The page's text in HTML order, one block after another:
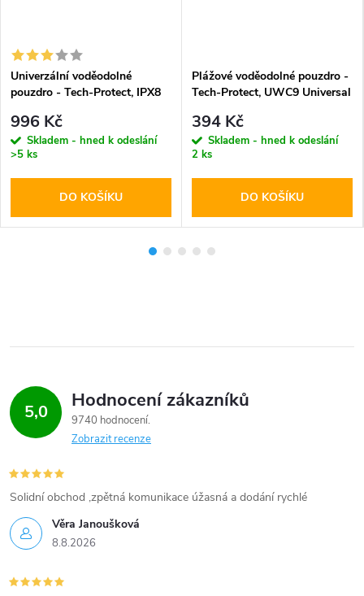
Univerzální voděodolné
pouzdro - Tech-Protect, IPX8
Orange
996 Kč
Skladem - hned k odeslání
>5 ks
DO KOŠÍKU
Plážové voděodolné pouzdro -
Tech-Protect, UWC9 Universal
394 Kč
Skladem - hned k odeslání
2 ks
DO KOŠÍKU
5,0 Hodnocení zákazníků
9740 hodnocení
Zobrazit recenze
Věra Janoušková
8.8.2026
Solidní obchod ,zpětná komunikace úžasná a dodání rychlé